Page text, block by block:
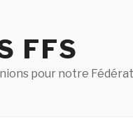
FFS
pour notre